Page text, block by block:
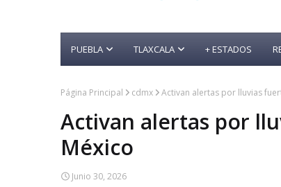
PUEBLA TLAXCALA + ESTADOS
Página Principal cdmx Activan alertas por lluvias
Activan alertas por
México
Junio 30, 2026